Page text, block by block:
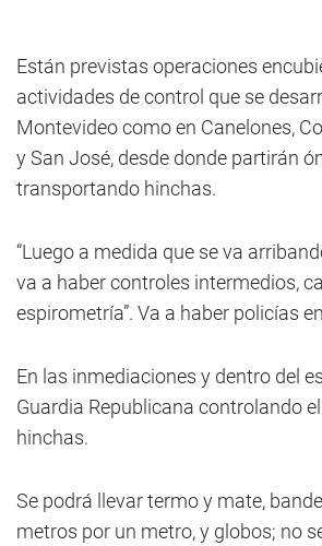
Están previstas operaciones
actividades de control que se
Montevideo como en Canelones,
y San José, desde donde partirán
transportando hinchas.
“Luego a medida que se va
va a haber controles intermedios,
espirometría”. Va a haber policías
En las inmediaciones y dentro del
Guardia Republicana controlando
hinchas.
Se podrá llevar termo y mate,
metros por un metro, y globos; no